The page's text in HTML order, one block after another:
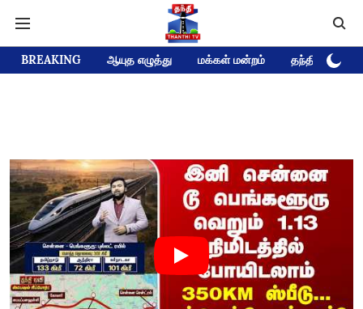
BREAKING ஆயுத எழுத்து மக்கள் மன்றம் தந்தி டிவி